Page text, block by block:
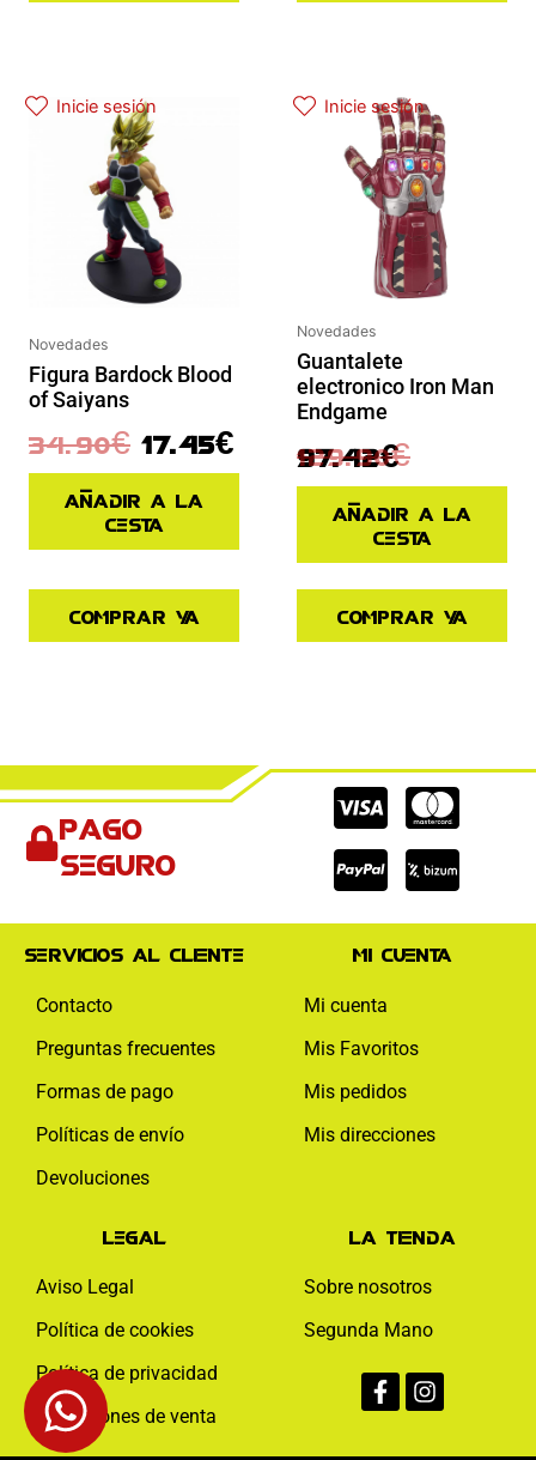
Inicie sesión
Novedades
Figura Bardock Blood
of Saiyans
34.90€ 17.45€
Añadir a la
cesta
Comprar ya
Inicie sesión
Novedades
Guantalete
electronico Iron Man
Endgame
129.90€
97.42€
Añadir a la
cesta
Comprar ya
Pago
seguro
Cc-
visa
Cc-
Cc-
paypal
Servicios al cliente
Contacto
Preguntas frecuentes
Formas de pago
Políticas de envío
Devoluciones
Mi cuenta
Mi cuenta
Mis Favoritos
Mis pedidos
Mis direcciones
Legal
Aviso Legal
Política de cookies
Política de privacidad
Condiciones de venta
La tienda
Sobre nosotros
Segunda Mano
f